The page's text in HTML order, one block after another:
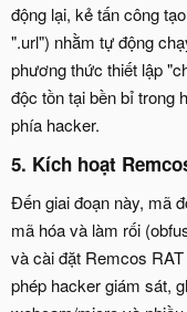
động lại, kẻ tấn công
".url") nhằm tự động
phương thức thiết lập
độc tồn tại bền bỉ trong
phía hacker.
5. Kích hoạt
Đến giai đoạn này, mã
mã hóa và làm rối
và cài đặt Remcos
phép hacker giám sát,